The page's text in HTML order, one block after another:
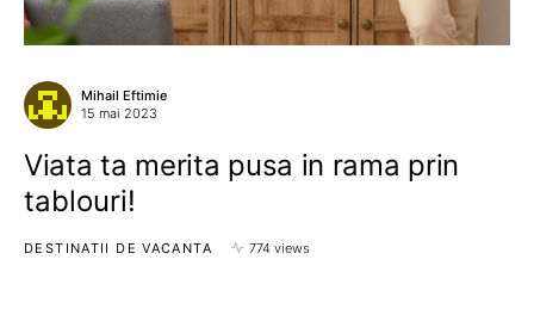
Mihail Eftimie
15 mai 2023
Viata ta merita pusa in rama prin
tablouri!
DESTINATII DE VACANTA 774 views